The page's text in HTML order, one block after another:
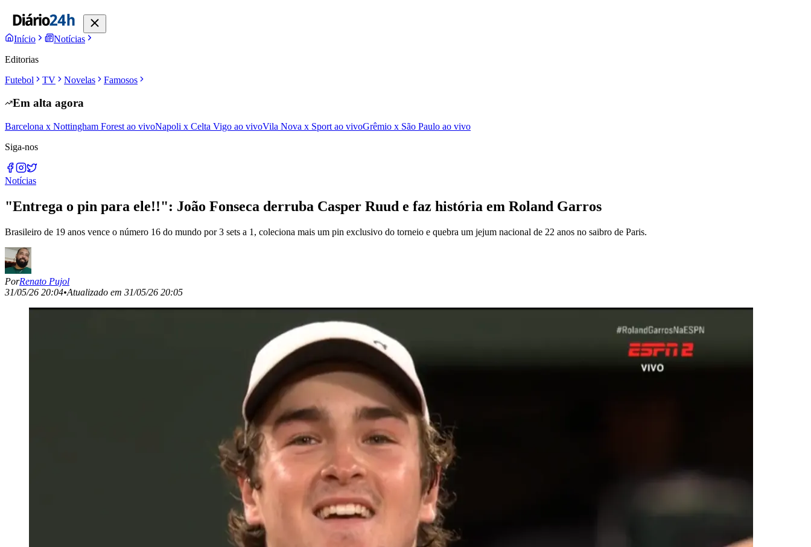
Início
Notícias
Editorias
Futebol
TV Novelas Famosos
Em alta agora
Barcelona x Nottingham Forest ao vivoNapoli x Celta Vigo ao vivoVila Nova x Sport ao vivoGrêmio x São Paulo ao vivo
Siga-nos
Notícias
"Entrega o pin para ele!!": João Fonseca derruba Casper Ruud e faz história em Roland Garros
Brasileiro de 19 anos vence o número 16 do mundo por 3 sets a 1, coleciona mais um pin exclusivo do torneio e quebra um jejum nacional de 22 anos no saibro de Paris.
PorRenato Pujol
31/05/26 20:04•Atualizado em 31/05/26 20:05